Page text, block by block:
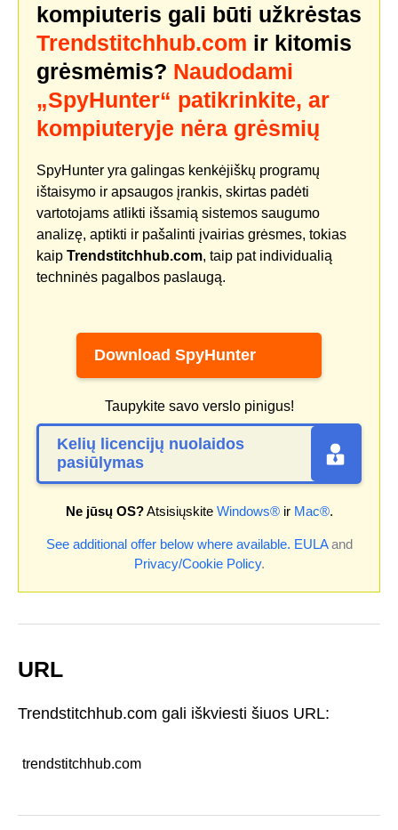
kompiuteris gali būti užkrėstas
Trendstitchhub.com ir kitomis
grėsmėmis? Naudodami
„SpyHunter“ patikrinkite, ar
kompiuteryje nėra grėsmių
SpyHunter yra galingas kenkėjiškų programų
ištaisymo ir apsaugos įrankis, skirtas padėti
vartotojams atlikti išsamią sistemos saugumo
analizę, aptikti ir pašalinti įvairias grėsmes, tokias
kaip Trendstitchhub.com, taip pat individualią
techninės pagalbos paslaugą.
Download SpyHunter
Taupykite savo verslo pinigus!
Kelių licencijų nuolaidos
pasiūlymas
Ne jūsų OS?Atsisiųskite Windows®ir Mac®.
See additional offer below where available. EULAand
Privacy/Cookie Policy.
URL
Trendstitchhub.com gali iškviesti šiuos URL:
trendstitchhub.com